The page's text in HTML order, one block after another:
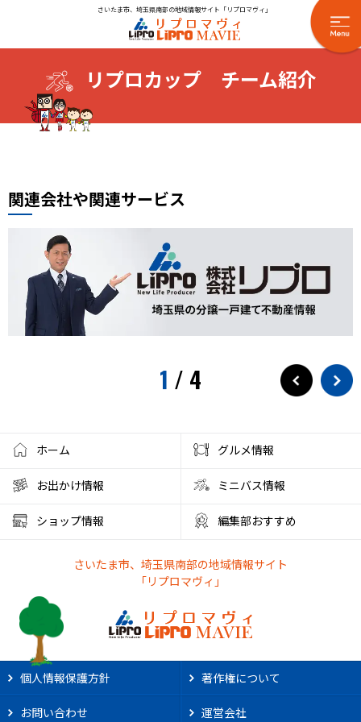
さいたま市、埼玉県南部の地域情報サイト「リプロマヴィ」
リプロカップ チーム紹介
関連会社や関連サービス
1 / 4
ホーム グルメ情報
お出かけ情報 ミニバス情報
ショップ情報 編集部おすすめ
さいたま市、埼玉県南部の地域情報サイト
「リプロマヴィ」
個人情報保護方針 著作権について
お問い合わせ 運営会社